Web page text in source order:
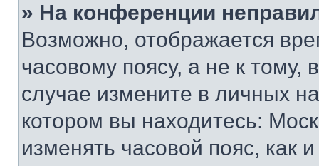
» На конференции
Возможно, отображается
часовому поясу, а не к тому,
случае измените в личных
котором вы находитесь:
изменять часовой пояс, как